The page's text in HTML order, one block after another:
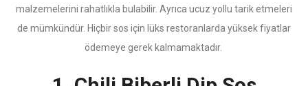
malzemelerini rahatlıkla bulabilir. Ayrıca ucuz yollu tarik etmeleri
de mümkündür. Hiçbir sos için lüks restoranlarda yüksek fiyatlar
ödemeye gerek kalmamaktadır.